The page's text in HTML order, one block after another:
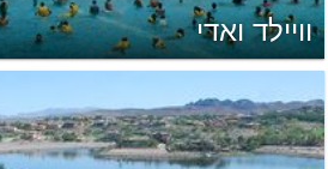
וויילד ואדי